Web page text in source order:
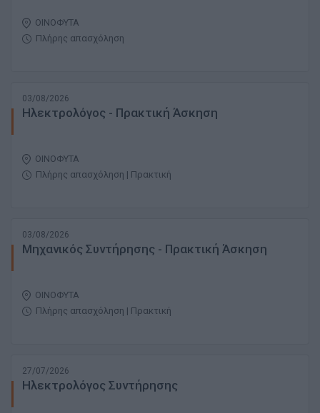
ΟΙΝΟΦΥΤΑ
Πλήρης απασχόληση
03/08/2026
Ηλεκτρολόγος - Πρακτική Άσκηση
ΟΙΝΟΦΥΤΑ
Πλήρης απασχόληση | Πρακτική
03/08/2026
Μηχανικός Συντήρησης - Πρακτική Άσκηση
ΟΙΝΟΦΥΤΑ
Πλήρης απασχόληση | Πρακτική
27/07/2026
Ηλεκτρολόγος Συντήρησης